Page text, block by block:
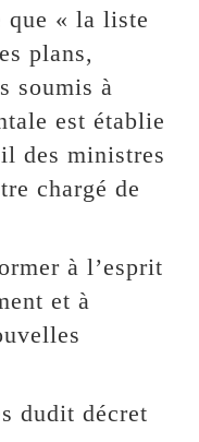
que « la liste
plans,
soumis à
est établie
des ministres
chargé de
à l’esprit
et à
dudit décret